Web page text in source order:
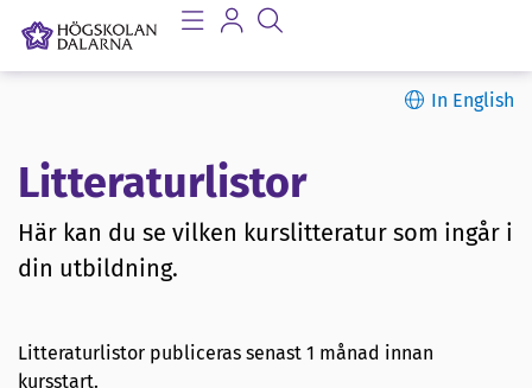
In English
Litteraturlistor
Här kan du se vilken kurslitteratur som ingår i
din utbildning.
Litteraturlistor publiceras senast 1 månad innan
kursstart.